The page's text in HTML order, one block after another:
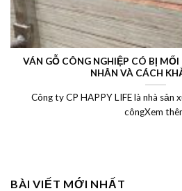
VÁN GỖ CÔNG NGHIỆP CÓ BỊ
NHÂN VÀ CÁCH
Công ty CP HAPPY LIFE là nhà sản
côngXem
BÀI VIẾT MỚI NHẤT